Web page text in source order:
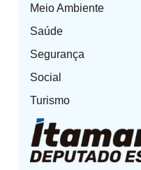
Meio Ambiente
Saúde
Segurança
Social
Turismo